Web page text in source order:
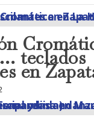
teclados
en